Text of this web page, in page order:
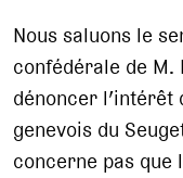
Nous saluons le
confédérale de
dénoncer
genevois du
concerne pas que